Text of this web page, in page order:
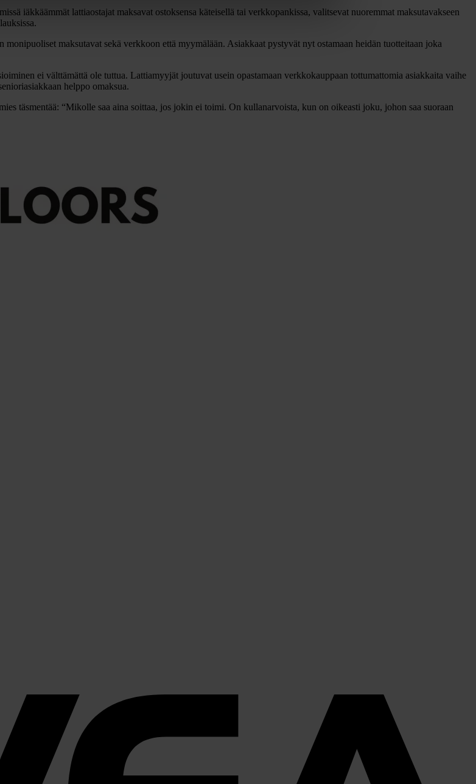
iäkkäämmät lattiaostajat maksavat ostoksensa käteisellä tai verkkopankissa, valitsevat nuoremmat maksutavakseen
maksutavat sekä verkkoon että myymälään. Asiakkaat pystyvät nyt ostamaan heidän tuotteitaan joka
ei välttämättä ole tuttua. Lattiamyyjät joutuvat usein opastamaan verkkokauppaan tottumattomia asiakkaita vaihe
helppo omaksua.
täsmentää: “Mikolle saa aina soittaa, jos jokin ei toimi. On kullanarvoista, kun on oikeasti joku, johon saa suoraan